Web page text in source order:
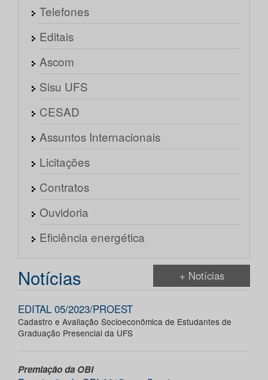
Telefones
Editais
Ascom
Sisu UFS
CESAD
Assuntos Internacionais
Licitações
Contratos
Ouvidoria
Eficiência energética
Notícias + Notícias
EDITAL 05/2023/PROEST
Cadastro e Avaliação Socioeconômica de Estudantes de
Graduação Presencial da UFS
Premiação da OBI